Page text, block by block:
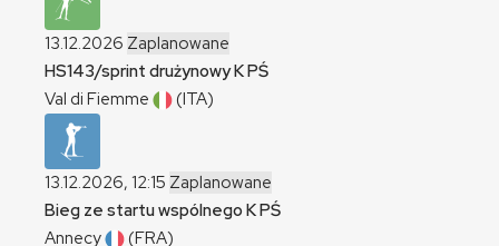
13.12.2026 Zaplanowane
HS143/sprint drużynowyKPŚ
Val di Fiemme
(ITA)
13.12.2026, 12:15 Zaplanowane
Bieg ze startu wspólnego KPŚ
Annecy
(FRA)